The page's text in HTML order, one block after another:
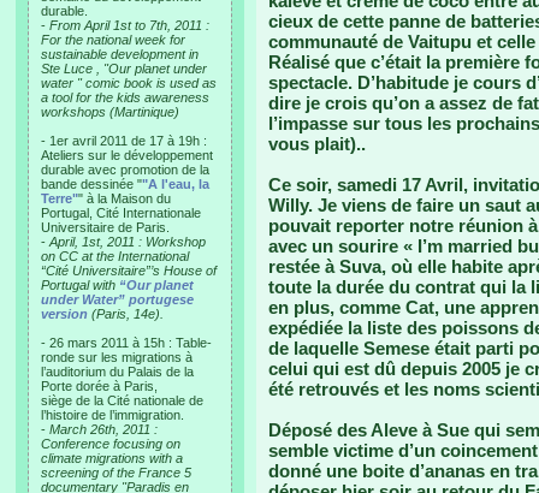
durable.
- From April 1st to 7th, 2011 :
For the national week for
sustainable development in
Ste Luce , "Our planet under
water " comic book is used as
a tool for the kids awareness
workshops (Martinique)
- 1er avril 2011 de 17 à 19h :
Ateliers sur le développement
durable avec promotion de la
bande dessinée ""A l'eau, la
Terre"" à la Maison du
Portugal, Cité Internationale
Universitaire de Paris.
- April, 1st, 2011 : Workshop
on CC at the International
“Cité Universitaire”’s House of
Portugal with “Our planet
under Water” portugese
version (Paris, 14e).
- 26 mars 2011 à 15h : Table-
ronde sur les migrations à
l’auditorium du Palais de la
Porte dorée à Paris,
siège de la Cité nationale de
l’histoire de l’immigration.
- March 26th, 2011 :
Conference focusing on
climate migrations with a
screening of the France 5
documentary "Paradis en
cieux de cette panne de
communauté de Vaitupu et
Réalisé que c’était la première
spectacle. D’habitude je cours
dire je crois qu’on a assez de
l’impasse sur tous les
vous plait)..
Ce soir, samedi 17 Avril,
Willy. Je viens de faire un saut
pouvait reporter notre réunion
avec un sourire « I’m married
restée à Suva, où elle habite
toute la durée du contrat qui la
en plus, comme Cat, une
expédiée la liste des poissons
de laquelle Semese était parti
celui qui est dû depuis 2005 je
été retrouvés et les noms
Déposé des Aleve à Sue qui
semble victime d’un
donné une boite d’ananas en